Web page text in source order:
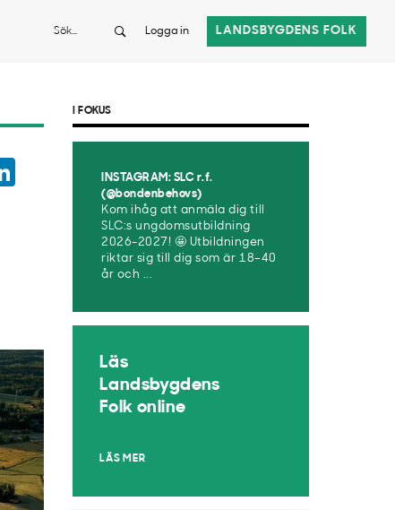
Sök Logga in LANDSBYGDENS FOLK
I FOKUS
INSTAGRAM: SLC r.f.
(@bondenbehovs)
Kom ihåg att anmäla dig till
SLC:s ungdomsutbildning
2026-2027! 🤩 Utbildningen
riktar sig till dig som är 18–40
år och ...
Läs
Landsbygdens
Folk online
LÄS MER